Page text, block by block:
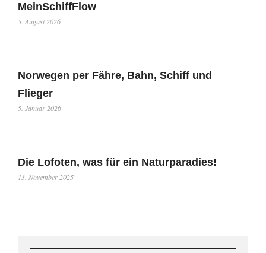
MeinSchiffFlow
5. August 2026
Norwegen per Fähre, Bahn, Schiff und
Flieger
5. Januar 2026
Die Lofoten, was für ein Naturparadies!
13. November 2025